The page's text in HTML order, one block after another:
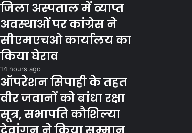
जिला अस्पताल में व्याप्त
अवस्थाओं पर कांग्रेस ने
सीएमएचओ कार्यालय का
किया घेराव
14 hours ago
ऑपरेशन सिपाही के तहत
वीर जवानों को बांधा रक्षा
सूत्र, सभापति कौशिल्या